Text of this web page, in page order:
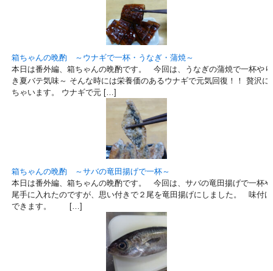
箱ちゃんの晩酌 ～ウナギで一杯・うなぎ・蒲焼～
本日は番外編、箱ちゃんの晩酌です。 今回は、うなぎの蒲焼で一杯や
き夏バテ気味～ そんな時には栄養価のあるウナギで元気回復！！ 贅沢
ちゃいます。 ウナギで元 […]
箱ちゃんの晩酌 ～サバの竜田揚げで一杯～
本日は番外編、箱ちゃんの晩酌です。 今回は、サバの竜田揚げで一杯
尾手に入れたのですが、思い付きで２尾を竜田揚げにしました。 味付
できます。 […]